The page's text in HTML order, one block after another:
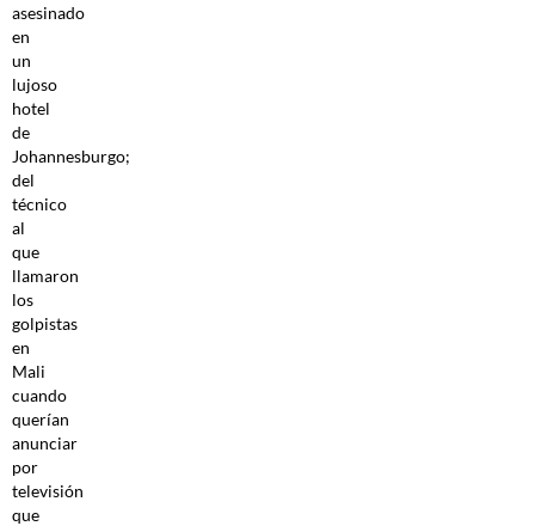
asesinado
en
un
lujoso
hotel
de
Johannesburgo;
del
técnico
al
que
llamaron
los
golpistas
en
Mali
cuando
querían
anunciar
por
televisión
que